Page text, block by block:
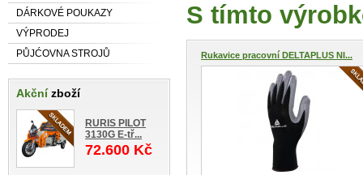
DÁRKOVÉ POUKAZY
VÝPRODEJ
PŮJĆOVNA STROJŮ
Akčnízboží
RURIS PILOT
3130G E-tř...
72.600 Kč
S tímto
Rukavice pracovní DELTAPLUS NI...